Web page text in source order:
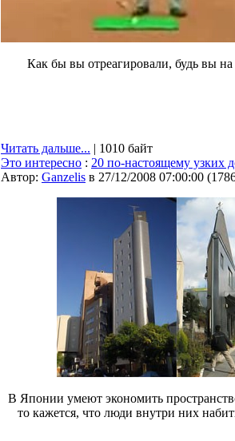
Как бы вы отреагировали, будь вы на
Читать дальше... | 1010 байт
Это интересно : 20 по-настоящему узких
Автор: Ganzelis в 27/12/2008 07:00:00 (
В Японии умеют экономить
то кажется, что люди внутри них